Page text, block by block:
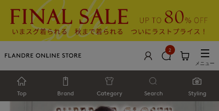
2
メニュー
Top Brand Category Search Styling